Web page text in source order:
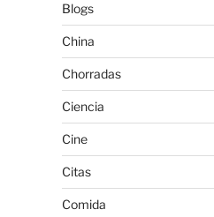
Blogs
China
Chorradas
Ciencia
Cine
Citas
Comida